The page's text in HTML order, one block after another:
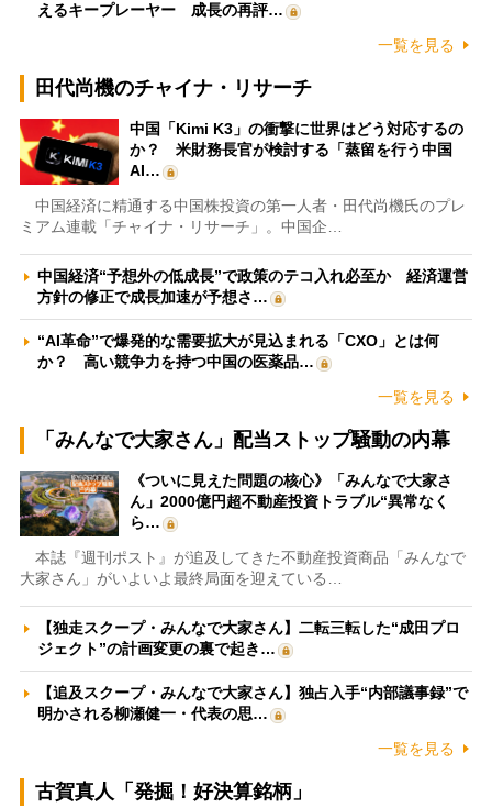
えるキープレーヤー 成長の再評…
一覧を見る
田代尚機のチャイナ・リサーチ
中国「Kimi K3」の衝撃に世界はどう対応するの
か？ 米財務長官が検討する「蒸留を行う中国
AI…
中国経済に精通する中国株投資の第一人者・田代尚機氏のプレ
ミアム連載「チャイナ・リサーチ」。中国企…
中国経済“予想外の低成長”で政策のテコ入れ必至か 経済運営
方針の修正で成長加速が予想さ…
“AI革命”で爆発的な需要拡大が見込まれる「CXO」とは何
か？ 高い競争力を持つ中国の医薬品…
一覧を見る
「みんなで大家さん」配当ストップ騒動の内幕
《ついに見えた問題の核心》「みんなで大家さ
ん」2000億円超不動産投資トラブル“異常なく
ら…
本誌『週刊ポスト』が追及してきた不動産投資商品「みんなで
大家さん」がいよいよ最終局面を迎えている…
【独走スクープ・みんなで大家さん】二転三転した“成田プロ
ジェクト”の計画変更の裏で起き…
【追及スクープ・みんなで大家さん】独占入手“内部議事録”で
明かされる柳瀬健一・代表の思…
一覧を見る
古賀真人「発掘！好決算銘柄」